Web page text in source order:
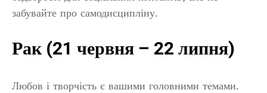
забувайте про самодисципліну.
Рак (21 червня – 22 липня)
Любов і творчість є вашими головними темами.